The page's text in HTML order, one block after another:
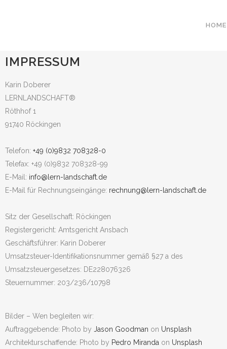
HOME
IMPRESSUM
Karin Doberer
LERNLANDSCHAFT®
Röthhof 1
91740 Röckingen
Telefon: +49 (0)9832 708328-0
Telefax: +49 (0)9832 708328-99
E-Mail: info@lern-landschaft.de
E-Mail für Rechnungseingänge: rechnung@lern-landschaft.de
Sitz der Gesellschaft: Röckingen
Registergericht: Amtsgericht Ansbach
Geschäftsführer: Karin Doberer
Umsatzsteuer-Identifikationsnummer gemäß §27 a des
Umsatzsteuergesetzes: DE228076326
Steuernummer: 203/236/10798
Bilder – Wen begleiten wir:
Auftraggebende: Photo by Jason Goodman on Unsplash
Architekturschaffende: Photo by Pedro Miranda on Unsplash